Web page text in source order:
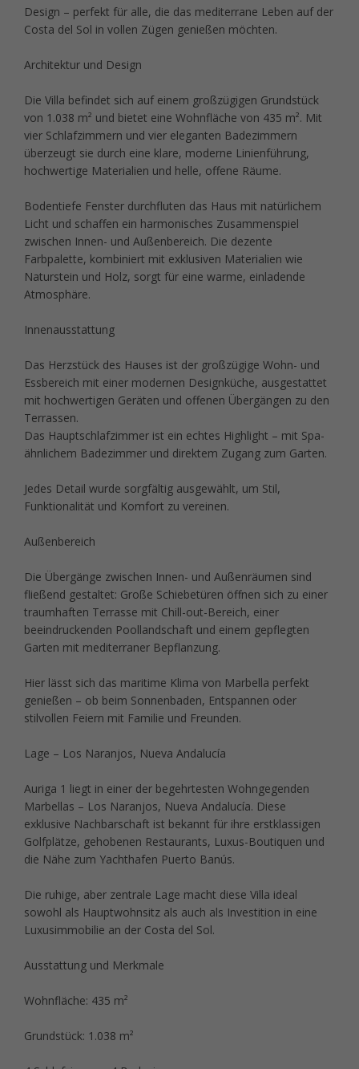
Design – perfekt für alle, die das mediterrane Leben auf der
Costa del Sol in vollen Zügen genießen möchten.
Architektur und Design
Die Villa befindet sich auf einem großzügigen Grundstück
von 1.038 m² und bietet eine Wohnfläche von 435 m². Mit
vier Schlafzimmern und vier eleganten Badezimmern
überzeugt sie durch eine klare, moderne Linienführung,
hochwertige Materialien und helle, offene Räume.
Bodentiefe Fenster durchfluten das Haus mit natürlichem
Licht und schaffen ein harmonisches Zusammenspiel
zwischen Innen- und Außenbereich. Die dezente
Farbpalette, kombiniert mit exklusiven Materialien wie
Naturstein und Holz, sorgt für eine warme, einladende
Atmosphäre.
Innenausstattung
Das Herzstück des Hauses ist der großzügige Wohn- und
Essbereich mit einer modernen Designküche, ausgestattet
mit hochwertigen Geräten und offenen Übergängen zu den
Terrassen.
Das Hauptschlafzimmer ist ein echtes Highlight – mit Spa-
ähnlichem Badezimmer und direktem Zugang zum Garten.
Jedes Detail wurde sorgfältig ausgewählt, um Stil,
Funktionalität und Komfort zu vereinen.
Außenbereich
Die Übergänge zwischen Innen- und Außenräumen sind
fließend gestaltet: Große Schiebetüren öffnen sich zu einer
traumhaften Terrasse mit Chill-out-Bereich, einer
beeindruckenden Poollandschaft und einem gepflegten
Garten mit mediterraner Bepflanzung.
Hier lässt sich das maritime Klima von Marbella perfekt
genießen – ob beim Sonnenbaden, Entspannen oder
stilvollen Feiern mit Familie und Freunden.
Lage – Los Naranjos, Nueva Andalucía
Auriga 1 liegt in einer der begehrtesten Wohngegenden
Marbellas – Los Naranjos, Nueva Andalucía. Diese
exklusive Nachbarschaft ist bekannt für ihre erstklassigen
Golfplätze, gehobenen Restaurants, Luxus-Boutiquen und
die Nähe zum Yachthafen Puerto Banús.
Die ruhige, aber zentrale Lage macht diese Villa ideal
sowohl als Hauptwohnsitz als auch als Investition in eine
Luxusimmobilie an der Costa del Sol.
Ausstattung und Merkmale
Wohnfläche: 435 m²
Grundstück: 1.038 m²